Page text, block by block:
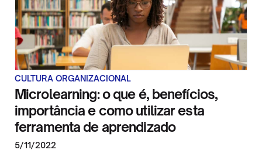
CULTURA ORGANIZACIONAL
Microlearning: o que é, benefícios,
importância e como utilizar esta
ferramenta de aprendizado
5/11/2022